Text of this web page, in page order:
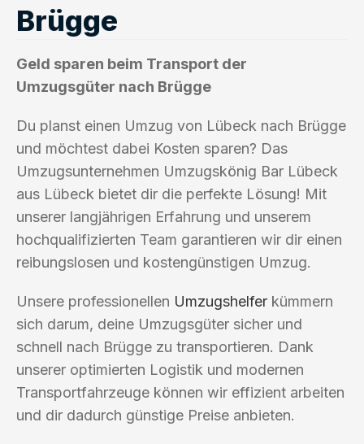
Brügge
Geld sparen beim Transport der
Umzugsgüter nach Brügge
Du planst einen Umzug von Lübeck nach Brügge
und möchtest dabei Kosten sparen? Das
Umzugsunternehmen Umzugskönig Bar Lübeck
aus Lübeck bietet dir die perfekte Lösung! Mit
unserer langjährigen Erfahrung und unserem
hochqualifizierten Team garantieren wir dir einen
reibungslosen und kostengünstigen Umzug.
Unsere professionellen Umzugshelfer kümmern
sich darum, deine Umzugsgüter sicher und
schnell nach Brügge zu transportieren. Dank
unserer optimierten Logistik und modernen
Transportfahrzeuge können wir effizient arbeiten
und dir dadurch günstige Preise anbieten.